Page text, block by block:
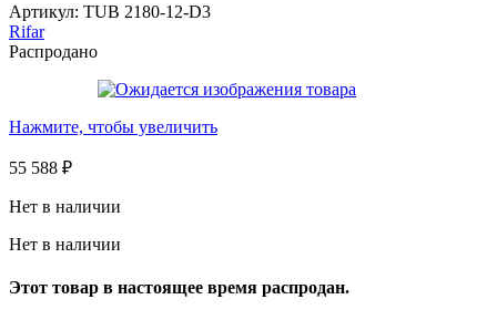
Артикул: TUB 2180-12-D3
Rifar
Распродано
Нажмите, чтобы увеличить
55 588 ₽
Нет в наличии
Нет в наличии
Этот товар в настоящее время распродан.